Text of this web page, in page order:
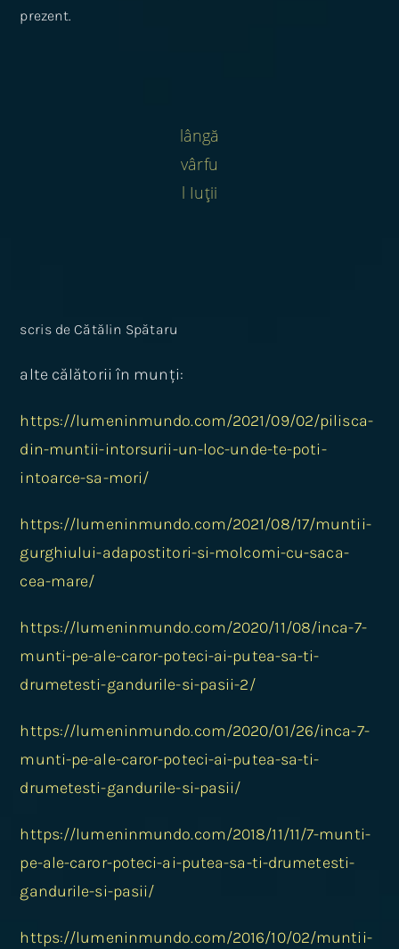
prezent.
lângă
vârfu
l Iuții
scris de Cătălin Spătaru
alte călătorii în munți:
https://lumeninmundo.com/2021/09/02/pilisca-
din-muntii-intorsurii-un-loc-unde-te-poti-
intoarce-sa-mori/
https://lumeninmundo.com/2021/08/17/muntii-
gurghiului-adapostitori-si-molcomi-cu-saca-
cea-mare/
https://lumeninmundo.com/2020/11/08/inca-7-
munti-pe-ale-caror-poteci-ai-putea-sa-ti-
drumetesti-gandurile-si-pasii-2/
https://lumeninmundo.com/2020/01/26/inca-7-
munti-pe-ale-caror-poteci-ai-putea-sa-ti-
drumetesti-gandurile-si-pasii/
https://lumeninmundo.com/2018/11/11/7-munti-
pe-ale-caror-poteci-ai-putea-sa-ti-drumetesti-
gandurile-si-pasii/
https://lumeninmundo.com/2016/10/02/muntii-